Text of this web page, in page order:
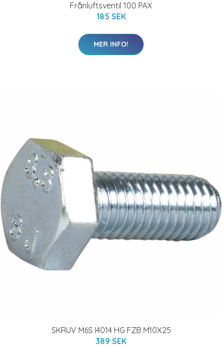
Frånluftsventil 100 PAX
185 SEK
MER INFO!
SKRUV M6S I4014 HG FZB M10X25
389 SEK